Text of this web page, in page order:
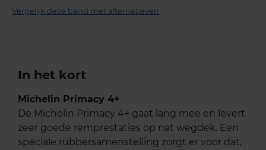
Vergelijk deze band met alternatieven
In het kort
Michelin Primacy 4+
De Michelin Primacy 4+ gaat lang mee en levert
zeer goede remprestaties op nat wegdek. Een
speciale rubbersamenstelling zorgt er voor dat,